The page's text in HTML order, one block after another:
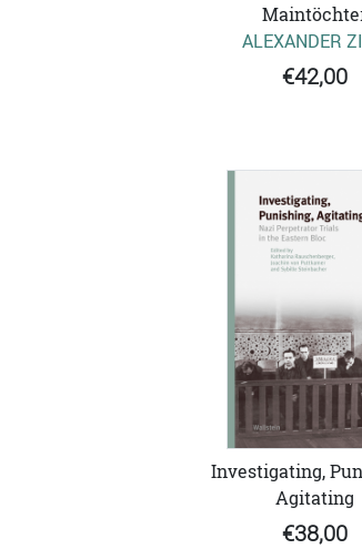
ALEXANDER
€42,00
Investigating,
Agitating
€38,00